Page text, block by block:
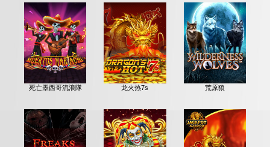
死亡墨西哥流浪隊 龙火热7s 荒原狼